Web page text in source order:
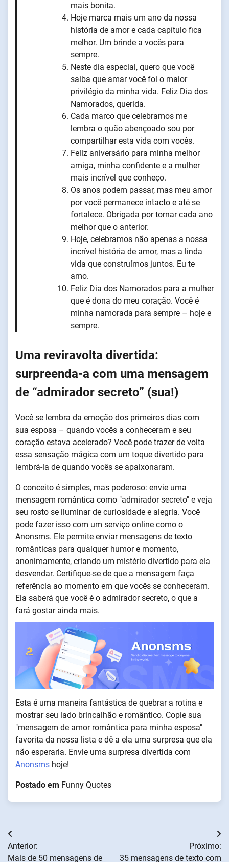
mais bonita.
Hoje marca mais um ano da nossa
história de amor e cada capítulo fica
melhor. Um brinde a vocês para
sempre.
Neste dia especial, quero que você
saiba que amar você foi o maior
privilégio da minha vida. Feliz Dia dos
Namorados, querida.
Cada marco que celebramos me
lembra o quão abençoado sou por
compartilhar esta vida com vocês.
Feliz aniversário para minha melhor
amiga, minha confidente e a mulher
mais incrível que conheço.
Os anos podem passar, mas meu amor
por você permanece intacto e até se
fortalece. Obrigada por tornar cada ano
melhor que o anterior.
Hoje, celebramos não apenas a nossa
incrível história de amor, mas a linda
vida que construímos juntos. Eu te
amo.
Feliz Dia dos Namorados para a mulher
que é dona do meu coração. Você é
minha namorada para sempre – hoje e
sempre.
Uma reviravolta divertida:
surpreenda-a com uma mensagem
de “admirador secreto” (sua!)
Você se lembra da emoção dos primeiros dias com
sua esposa – quando vocês a conheceram e seu
coração estava acelerado? Você pode trazer de volta
essa sensação mágica com um toque divertido para
lembrá-la de quando vocês se apaixonaram.
O conceito é simples, mas poderoso: envie uma
mensagem romântica como "admirador secreto" e veja
seu rosto se iluminar de curiosidade e alegria. Você
pode fazer isso com um serviço online como o
Anonsms. Ele permite enviar mensagens de texto
românticas para qualquer humor e momento,
anonimamente, criando um mistério divertido para ela
desvendar. Certifique-se de que a mensagem faça
referência ao momento em que vocês se conheceram.
Ela saberá que você é o admirador secreto, o que a
fará gostar ainda mais.
Esta é uma maneira fantástica de quebrar a rotina e
mostrar seu lado brincalhão e romântico. Copie sua
"mensagem de amor romântica para minha esposa"
favorita da nossa lista e dê a ela uma surpresa que ela
não esperaria. Envie uma surpresa divertida com
Anonsms hoje!
Postado em Funny Quotes
Navegação
de
Anterior:
Mais de 50 mensagens de
Próximo:
35 mensagens de texto com